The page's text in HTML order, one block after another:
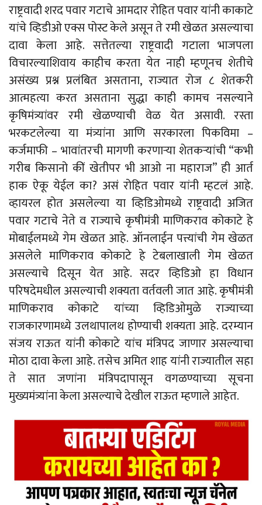
राष्ट्रवादी शरद पवार गटाचे आमदार रोहित पवार यांनी काकाटे
यांचे व्हिडीओ एक्स पोस्ट केले असून ते रमी खेळत असल्याचा
दावा केला आहे. सत्तेतल्या राष्ट्रवादी गटाला भाजपला
विचारल्याशिवाय काहीच करता येत नाही म्हणूनच शेतीचे
असंख्य प्रश्न प्रलंबित असताना, राज्यात रोज ८ शेतकरी
आत्महत्या करत असताना सुद्धा काही कामच नसल्याने
कृषिमंत्र्यांवर रमी खेळण्याची वेळ येत असावी. रस्ता
भरकटलेल्या या मंत्र्यांना आणि सरकारला पिकविमा –
कर्जमाफी – भावांतरची मागणी करणाऱ्या शेतकऱ्यांची “कभी
गरीब किसानो कीं खेतीपर भी आओ ना महाराज” ही आर्त
हाक ऐकू येईल का? असं रोहित पवार यांनी म्हटलं आहे.
व्हायरल होत असलेल्या या व्हिडिओमध्ये राष्ट्रवादी अजित
पवार गटाचे नेते व राज्याचे कृषीमंत्री माणिकराव कोकाटे हे
मोबाईलमध्ये गेम खेळत आहे. ऑनलाईन पत्त्यांची गेम खेळत
असलेले माणिकराव कोकाटे हे टेबलाखाली गेम खेळत
असल्याचे दिसून येत आहे. सदर व्हिडिओ हा विधान
परिषदेमधील असल्याची शक्यता वर्तवली जात आहे. कृषीमंत्री
माणिकराव कोकाटे यांच्या व्हिडिओमुळे राज्याच्या
राजकारणामध्ये उलथापालथ होण्याची शक्यता आहे. दरम्यान
संजय राऊत यांनी कोकाटे यांच मंत्रिपद जाणार असल्याचा
मोठा दावा केला आहे. तसेच अमित शाह यांनी राज्यातील सहा
ते सात जणांना मंत्रिपदापासून वगळण्याच्या सूचना
मुख्यमंत्र्यांना केला असल्याचे देखील राऊत म्हणाले आहेत.